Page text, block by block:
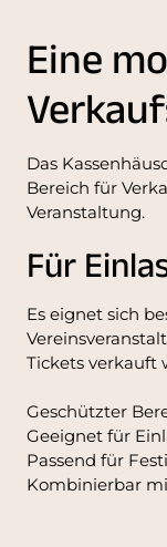
Eine
Das
Bereich für
Veranstaltung.
Für
Es eignet sich
Tickets verkauft
Geschützter
Geeignet für
Passend für
Kombinierbar